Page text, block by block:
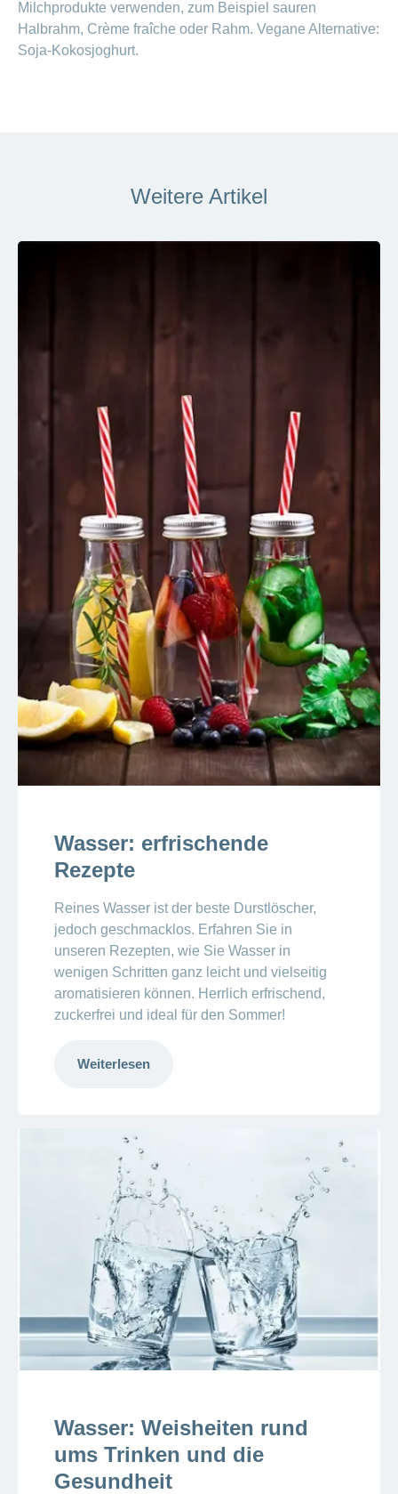
Milchprodukte verwenden, zum Beispiel sauren
Halbrahm, Crème fraîche oder Rahm. Vegane Alternative:
Soja-Kokosjoghurt.
Weitere Artikel
Wasser: erfrischende
Rezepte
Reines Wasser ist der beste Durstlöscher,
jedoch geschmacklos. Erfahren Sie in
unseren Rezepten, wie Sie Wasser in
wenigen Schritten ganz leicht und vielseitig
aromatisieren können. Herrlich erfrischend,
zuckerfrei und ideal für den Sommer!
Weiterlesen
Wasser: Weisheiten rund
ums Trinken und die
Gesundheit